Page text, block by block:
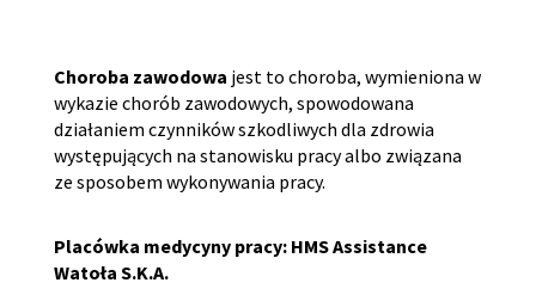
Choroba zawodowa jest to choroba, wymieniona w
wykazie chorób zawodowych, spowodowana
działaniem czynników szkodliwych dla zdrowia
występujących na stanowisku pracy albo związana
ze sposobem wykonywania pracy.
Placówka medycyny pracy: HMS Assistance
Watoła S.K.A.